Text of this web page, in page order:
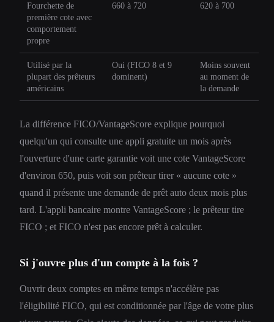
Fourchette de
première cote avec
comportement
propre
660 à 720 620 à 700
Utilisé par la
plupart des prêteurs
américains
Oui (FICO 8 et 9
dominent)
Moins souvent
au moment de
la demande
La différence FICO/VantageScore explique pourquoi
quelqu'un qui consulte une appli gratuite un mois après
l'ouverture d'une carte garantie voit une cote VantageScore
d'environ 650, puis voit son prêteur tirer « aucune cote »
quand il présente une demande de prêt auto deux mois plus
tard. L'appli bancaire montre VantageScore ; le prêteur tire
FICO ; et FICO n'est pas encore prêt à calculer.
Si j'ouvre plus d'un compte à la fois ?
Ouvrir deux comptes en même temps n'accélère pas
l'éligibilité FICO, qui est conditionnée par l'âge de votre plus